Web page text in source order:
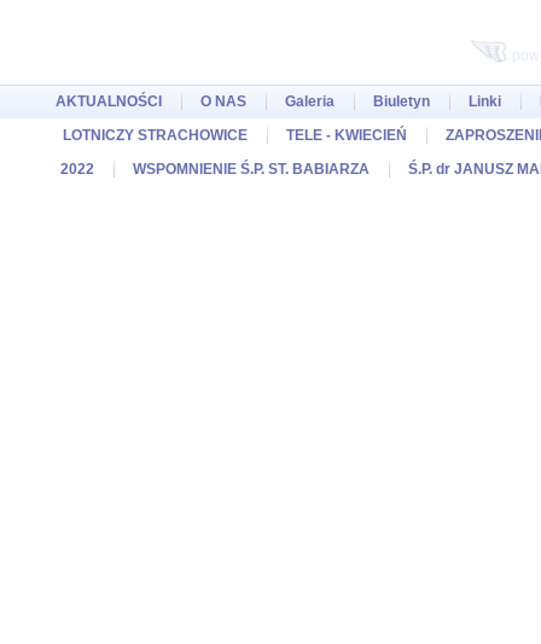
AKTUALNOŚCI O NAS Galeria Biuletyn Linki
LOTNICZY STRACHOWICE
TELE - KWIECIEŃ
2022
WSPOMNIENIE Ś.P. ST. BABIARZA Ś.P. dr JANUSZ